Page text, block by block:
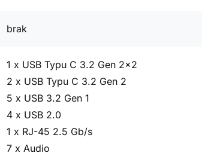
brak
1 x USB Typu C 3.2 Gen 2x2
2 x USB Typu C 3.2 Gen 2
5 x USB 3.2 Gen 1
4 x USB 2.0
1 x RJ-45 2.5 Gb/s
7 x Audio